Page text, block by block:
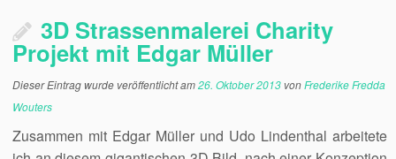
3D Strassenmalerei Charity
Projekt mit Edgar Müller
Dieser Eintrag wurde veröffentlicht am26. Oktober 2013 vonFrederike Fredda
Wouters
Zusammen mit Edgar Müller und Udo Lindenthal arbeitete